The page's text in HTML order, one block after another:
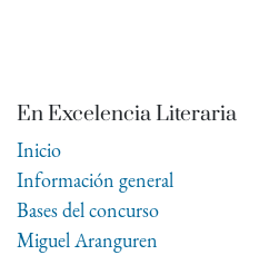
En Excelencia Literaria
Inicio
Información general
Bases del concurso
Miguel Aranguren